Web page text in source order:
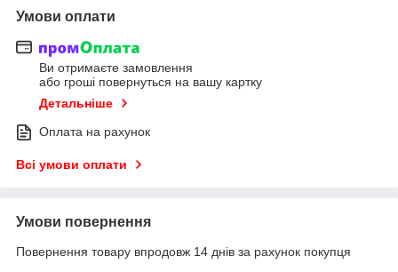
Умови оплати
Ви отримаєте замовлення
або гроші повернуться на вашу картку
Детальніше
Оплата на рахунок
Всі умови оплати
Умови повернення
Повернення товару впродовж 14 днів за рахунок покупця